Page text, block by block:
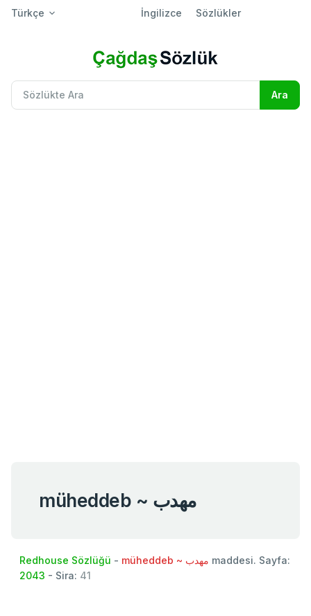
Türkçe İngilizce Sözlükler
müheddeb ~ مهدب
Redhouse Sözlüğü - müheddeb ~ مهدب maddesi. Sayfa:
2043 - Sira: 41